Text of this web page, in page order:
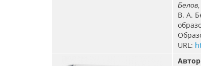
Белов,
В. А.
URL: